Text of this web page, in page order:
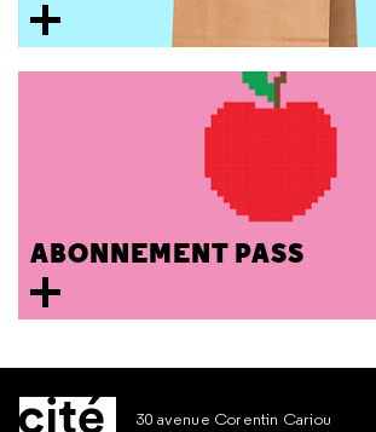
ABONNEMENT PASS
30 avenue Corentin Cariou